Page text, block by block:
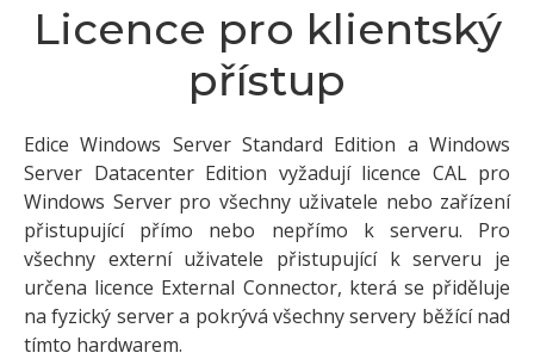
Licence pro klientský
přístup
Edice Windows Server Standard Edition a Windows
Server Datacenter Edition vyžadují licence CAL pro
Windows Server pro všechny uživatele nebo zařízení
přistupující přímo nebo nepřímo k serveru. Pro
všechny externí uživatele přistupující k serveru je
určena licence External Connector, která se přiděluje
na fyzický server a pokrývá všechny servery běžící nad
tímto hardwarem.